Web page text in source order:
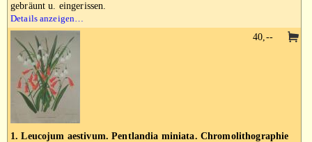
gebräunt u. eingerissen.
Details anzeigen…
1. Leucojum aestivum. Pentlandia miniata. Chromolithographie
40,--